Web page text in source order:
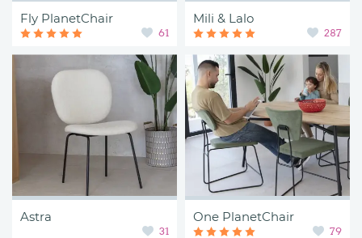
Fly PlanetChair
61
Mili & Lalo
287
Astra
31
One PlanetChair
79